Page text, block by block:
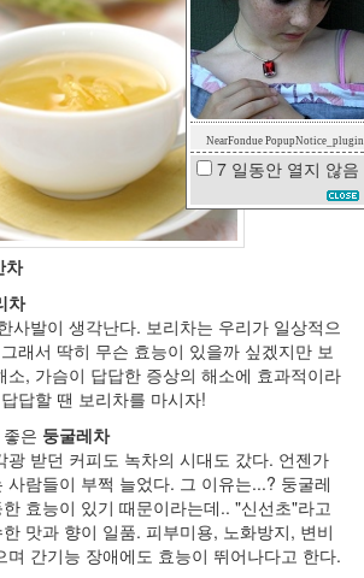
NearFondue PopupNotice_plugin
7 일동안 열지 않음
차
차
사발이 생각난다. 보리차는 우리가 일상적으
래서 딱히 무슨 효능이 있을까 싶겠지만 보
소, 가슴이 답답한 증상의 해소에 효과적이라
답할 땐 보리차를 마시자!
은 둥굴레차
광 받던 커피도 녹차의 시대도 갔다. 언젠가
사람들이 부쩍 늘었다. 그 이유는...? 둥굴레
효능이 있기 때문이라는데.. "신선초"라고
맛과 향이 일품. 피부미용, 노화방지, 변비
며 간기능 장애에도 효능이 뛰어나다고 한다.